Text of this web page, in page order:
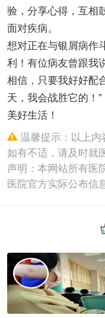
验，分享心得，互相
面对疾病。
想对正在与银屑病作
利！有位病友曾跟我
相信，只要我好好配
天，我会战胜它的！
美好生活！
温馨提示：以上内
如有不适，请及时就
声明：本网站所有医
医院官方实际公布信